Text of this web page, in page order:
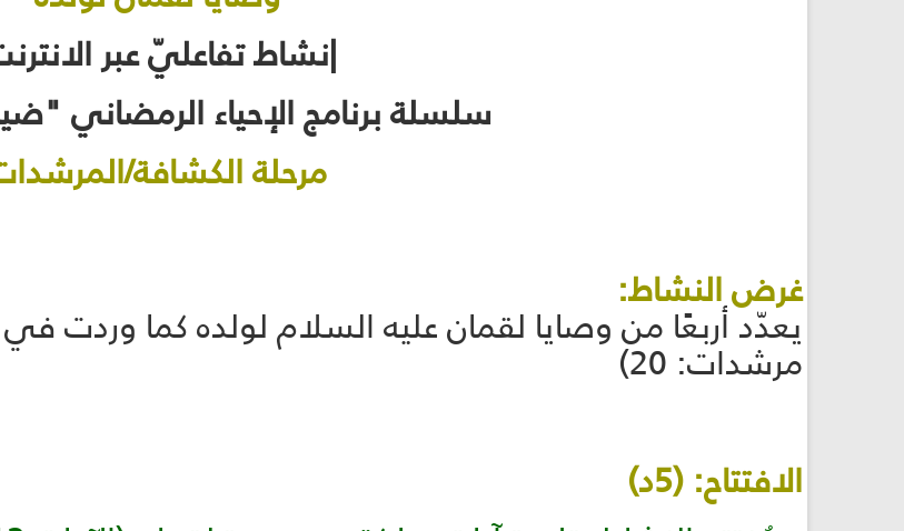
|نشاط تفاعليّ عبر
سلسلة برنامج الإحياء الرمضاني
مرحلة الكشافة/
غرض النشاط:
مرشدات: 20)
الافتتاح: (5د)